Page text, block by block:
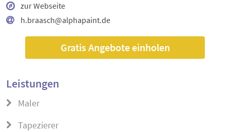
zur Webseite
h.braasch@alphapaint.de
Gratis Angebote einholen
Leistungen
Maler
Tapezierer